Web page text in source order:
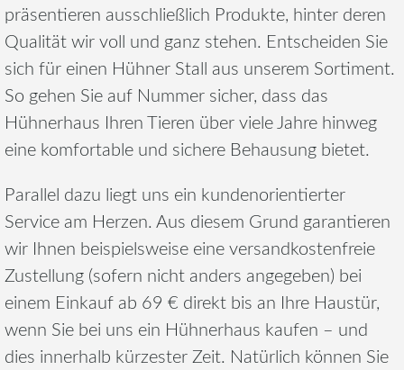
präsentieren ausschließlich Produkte, hinter deren
Qualität wir voll und ganz stehen. Entscheiden Sie
sich für einen Hühner Stall aus unserem Sortiment.
So gehen Sie auf Nummer sicher, dass das
Hühnerhaus Ihren Tieren über viele Jahre hinweg
eine komfortable und sichere Behausung bietet.
Parallel dazu liegt uns ein kundenorientierter
Service am Herzen. Aus diesem Grund garantieren
wir Ihnen beispielsweise eine versandkostenfreie
Zustellung (sofern nicht anders angegeben) bei
einem Einkauf ab 69 € direkt bis an Ihre Haustür,
wenn Sie bei uns ein Hühnerhaus kaufen – und
dies innerhalb kürzester Zeit. Natürlich können Sie